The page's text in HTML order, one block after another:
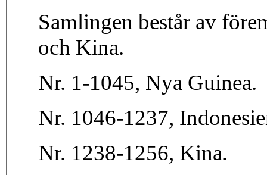
Samlingen består av
och Kina.
Nr. 1-1045, Nya Guinea.
Nr. 1046-1237,
Nr. 1238-1256, Kina.